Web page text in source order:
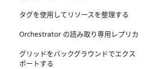
タグを使用してリソースを整理する
Orchestrator の読み取り専用レプリカ
グリッドをバックグラウンドでエクス
ポートする